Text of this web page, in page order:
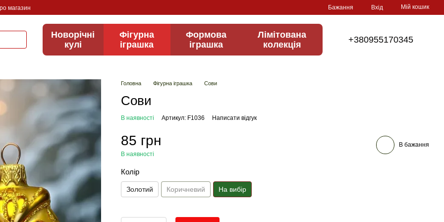
магазин Бажання Вхід Мій кошик
Новорічні
кулі
Фігурна
іграшка
Формова
іграшка
Лімітована
колекція
+380955170345
Головна Фігурна іграшка Сови
Сови
В наявності Артикул: F1036 Написати відгук
85 грн
В наявності
В бажання
Колір
Золотий Коричневий На вибір